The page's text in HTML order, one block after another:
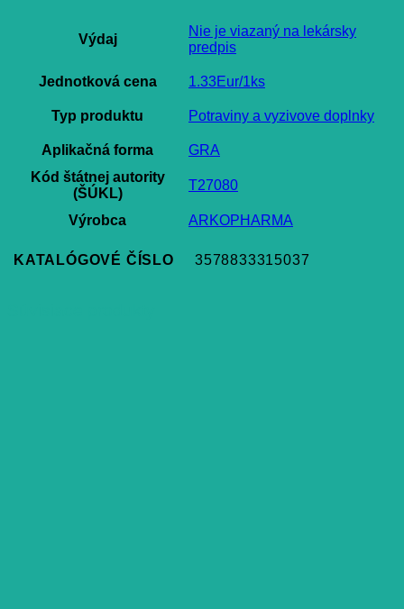
Výdaj
Nie je viazaný na lekársky
predpis
Jednotková cena 1.33Eur/1ks
Typ produktu Potraviny a vyzivove doplnky
Aplikačná forma
GRA
Kód štátnej autority
(ŠÚKL)
T27080
Výrobca ARKOPHARMA
KATALÓGOVÉ ČÍSLO 3578833315037